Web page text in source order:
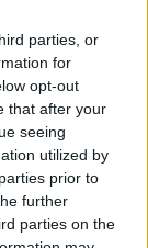
parties, or
for
opt-out
that after your
seeing
utilized by
prior to
further
parties on the
av avgiftsfri
smäll. För
det andra
med
är
hållbar